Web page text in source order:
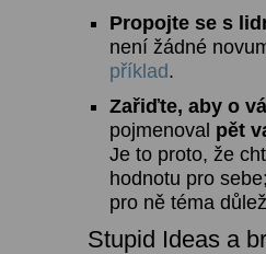
Propojte se s
není žádné
příklad.
Zařiďte, aby o
pojmenoval pět
Je to proto, že
hodnotu pro
pro ně téma
Stupid Ideas a